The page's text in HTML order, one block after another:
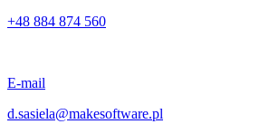
+48 884 874 560
E-mail
d.sasiela@makesoftware.pl